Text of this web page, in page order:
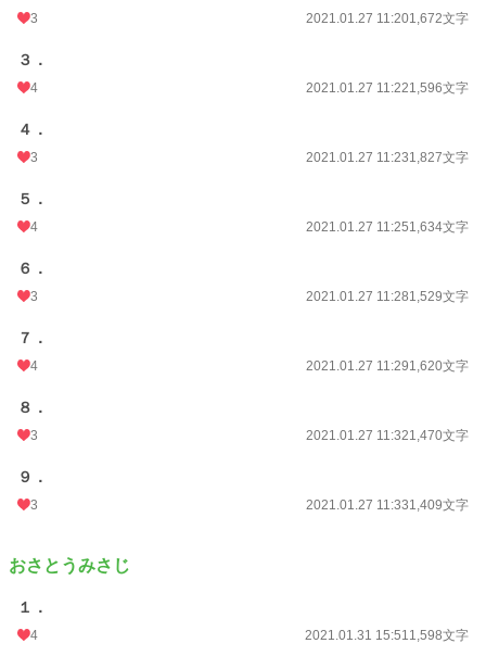
3 2021.01.27 11:201,672文字
３．
4 2021.01.27 11:221,596文字
４．
3 2021.01.27 11:231,827文字
５．
4 2021.01.27 11:251,634文字
６．
3 2021.01.27 11:281,529文字
７．
4 2021.01.27 11:291,620文字
８．
3 2021.01.27 11:321,470文字
９．
3 2021.01.27 11:331,409文字
おさとうみさじ
１．
4 2021.01.31 15:511,598文字